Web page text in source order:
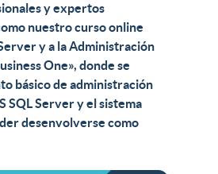
y expertos
nuestrocurso online
y a la Administración
One», donde se
básico de administración
SQL Server y el sistema
desenvolverse como